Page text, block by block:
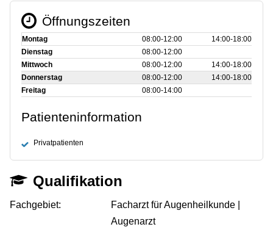
Öffnungszeiten
Montag 08:00‑12:00
14:00‑18:00
Dienstag
08:00‑12:00
Mittwoch
08:00‑12:00
14:00‑18:00
Donnerstag
08:00‑12:00
14:00‑18:00
Freitag
08:00‑14:00
Patienteninformation
Privatpatienten
Qualifikation
Fachgebiet:
Facharzt für Augenheilkunde |
Augenarzt